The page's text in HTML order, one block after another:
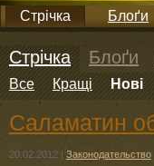
Стрічка Блоґи
Стрічка Блоґи
Все Кращі Нові
Саламатин
20.02.2012 | Законодательство